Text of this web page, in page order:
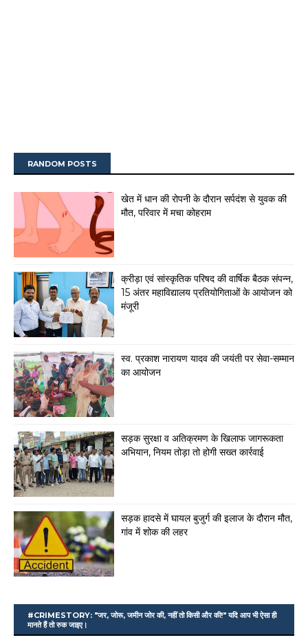
RANDOM POSTS
खेत में धान की रोपनी के दौरान सर्पदंश से युवक की
मौत, परिवार में मचा कोहराम
क्रीड़ा एवं सांस्कृतिक परिषद की वार्षिक बैठक संपन्न,
15 अंतर महाविद्यालय प्रतियोगिताओं के आयोजन को
मंजूरी
स्व. प्रकाश नारायण यादव की जयंती पर सेवा-सम्मान
का आयोजन
सड़क सुरक्षा व अतिक्रमण के खिलाफ जागरूकता
अभियान, नियम तोड़ा तो होगी सख्त कार्रवाई
सड़क हादसे में घायल बुजुर्ग की इलाज के दौरान मौत,
गांव में शोक की लहर
#CRIMESTORY: "जर, जोरू, जमीन जोर की, नहीं तो किसी और की!" यदि आप भी ऐसा ही
मानते हैं तो रुक जाइए।